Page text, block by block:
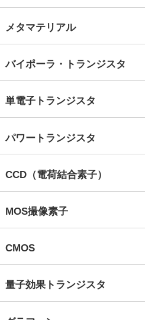
メタマテリアル
バイポーラ・トランジスタ
単電子トランジスタ
パワートランジスタ
CCD（電荷結合素子）
MOS撮像素子
CMOS
量子効果トランジスタ